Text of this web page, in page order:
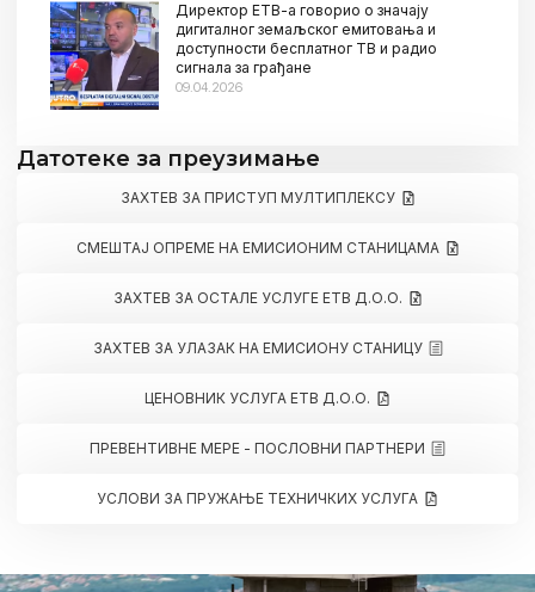
Директор ЕТВ-а говорио о значају
дигиталног земаљског емитовања и
доступности бесплатног ТВ и радио
сигнала за грађане
09.04.2026
Датотеке за преузимање
ЗАХТЕВ ЗА ПРИСТУП МУЛТИПЛЕКСУ
СМЕШТАЈ ОПРЕМЕ НА ЕМИСИОНИМ СТАНИЦАМА
ЗАХТЕВ ЗА ОСТАЛЕ УСЛУГЕ ЕТВ Д.О.О.
ЗАХТЕВ ЗА УЛАЗАК НА ЕМИСИОНУ СТАНИЦУ
ЦЕНОВНИК УСЛУГА ЕТВ Д.О.О.
ПРЕВЕНТИВНЕ МЕРЕ - ПОСЛОВНИ ПАРТНЕРИ
УСЛОВИ ЗА ПРУЖАЊЕ ТЕХНИЧКИХ УСЛУГА